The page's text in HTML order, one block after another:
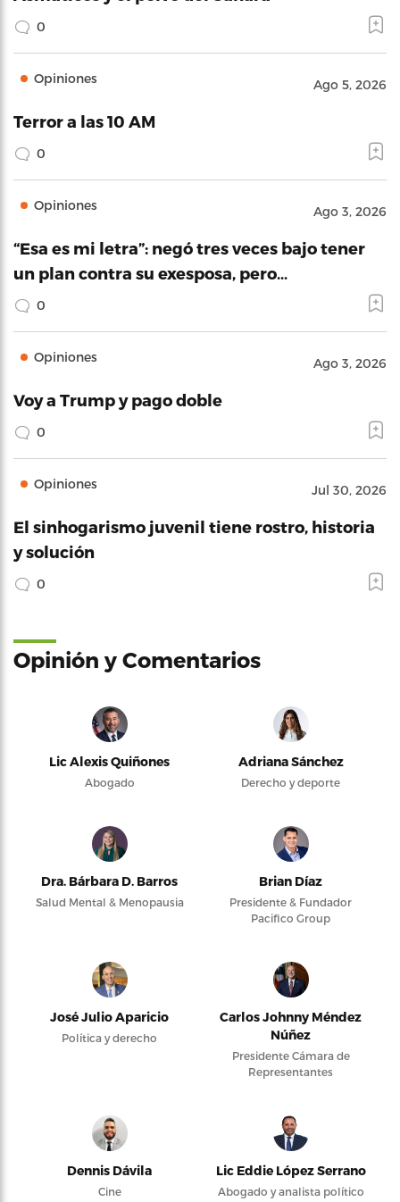
0
Opiniones Ago 5, 2026
Terror a las 10 AM
0
Opiniones Ago 3, 2026
“Esa es mi letra”: negó tres veces bajo tener
un plan contra su exesposa, pero…
0
Opiniones Ago 3, 2026
Voy a Trump y pago doble
0
Opiniones Jul 30, 2026
El sinhogarismo juvenil tiene rostro, historia
y solución
0
Opinión y Comentarios
Lic Alexis Quiñones
Abogado
Adriana Sánchez
Derecho y deporte
Dra. Bárbara D. Barros
Salud Mental & Menopausia
Brian Díaz
Presidente & Fundador
Pacifico Group
José Julio Aparicio
Política y derecho
Carlos Johnny Méndez
Núñez
Presidente Cámara de
Representantes
Dennis Dávila
Cine
Lic Eddie López Serrano
Abogado y analista político